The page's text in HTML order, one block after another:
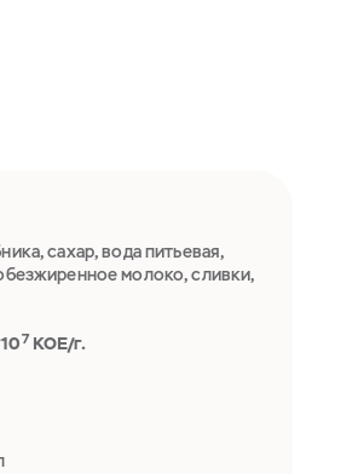
сахар, вода питьевая,
молоко, сливки,
7 КОЕ/г.